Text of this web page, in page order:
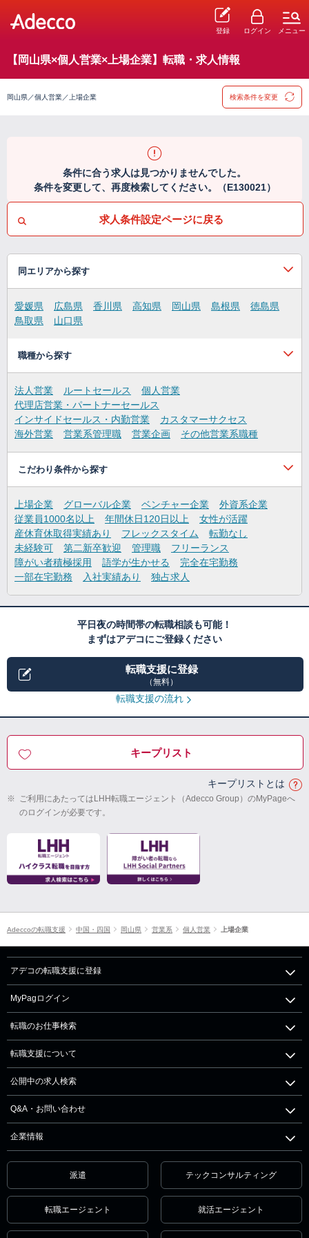
登録 ログイン メニュー
【岡山県×個人営業×上場企業】転職・求人情報
岡山県／個人営業／上場企業 検索条件を変更
条件に合う求人は見つかりませんでした。
条件を変更して、再度検索してください。（E130021）
求人条件設定ページに戻る
同エリアから探す
愛媛県 広島県 香川県 高知県 岡山県 島根県
徳島県
鳥取県
山口県
職種から探す
法人営業 ルートセールス
個人営業
代理店営業・パートナーセールス
インサイドセールス・内勤営業
カスタマーサクセス
海外営業
営業系管理職 営業企画 その他営業系職種
こだわり条件から探す
上場企業 グローバル企業 ベンチャー企業
外資系企業
従業員1000名以上
年間休日120日以上
女性が活躍
産休育休取得実績あり
フレックスタイム
転勤なし
未経験可
第二新卒歓迎 管理職
フリーランス
障がい者積極採用
語学が生かせる
完全在宅勤務
一部在宅勤務
入社実績あり 独占求人
平日夜の時間帯の転職相談も可能！
まずはアデコにご登録ください
転職支援に登録
（無料）
転職支援の流れ
キープリスト
キープリストとは
※ ご利用にあたってはLHH転職エージェント（Adecco Group）のMyPageへ
のログインが必要です。
Adeccoの転職支援 中国・四国 岡山県 営業系 個人営業 上場企業
アデコの転職支援に登録
MyPagログイン
転職のお仕事検索
転職支援について
公開中の求人検索
Q&A・お問い合わせ
企業情報
派遣 テックコンサルティング
転職エージェント 就活エージェント